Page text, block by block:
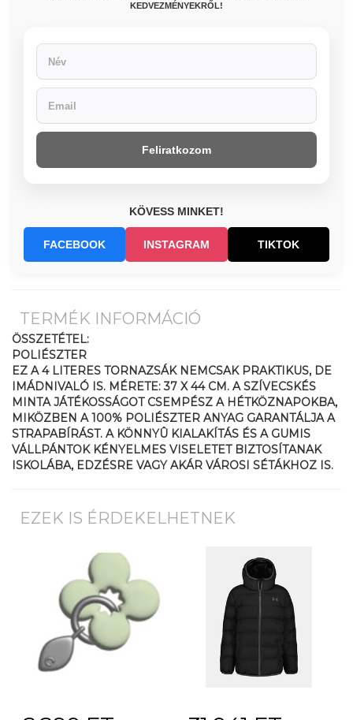
KEDVEZMÉNYEKRŐL!
Feliratkozom
KÖVESS MINKET!
FACEBOOK INSTAGRAM TIKTOK
TERMÉK INFORMÁCIÓ
ÖSSZETÉTEL:
POLIÉSZTER
EZ A 4 LITERES TORNAZSÁK NEMCSAK PRAKTIKUS, DE
IMÁDNIVALÓ IS. MÉRETE: 37 X 44 CM. A SZÍVECSKÉS
MINTA JÁTÉKOSSÁGOT CSEMPÉSZ A HÉTKÖZNAPOKBA,
MIKÖZBEN A 100% POLIÉSZTER ANYAG GARANTÁLJA A
STRAPABÍRÁST. A KÖNNYÛ KIALAKÍTÁS ÉS A GUMIS
VÁLLPÁNTOK KÉNYELMES VISELETET BIZTOSÍTANAK
ISKOLÁBA, EDZÉSRE VAGY AKÁR VÁROSI SÉTÁKHOZ IS.
EZEK IS ÉRDEKELHETNEK